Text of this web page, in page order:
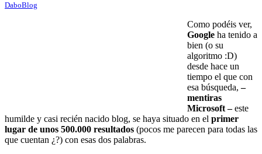
DaboBlog
Como podéis ver,
Google ha tenido a
bien (o su
algoritmo :D)
desde hace un
tiempo el que con
esa búsqueda,–
mentiras
Microsoft –este
humilde y casi recién nacido blog, se haya situado en el primer
lugar de unos 500.000 resultados (pocos me parecen para todas las
que cuentan ¿?) con esas dos palabras.